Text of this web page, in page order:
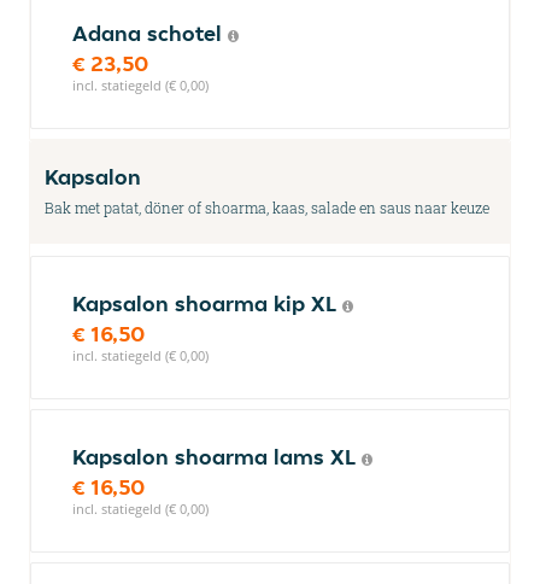
Adana schotel
€ 23,50
incl. statiegeld (€ 0,00)
Kapsalon
Bak met patat, döner of shoarma, kaas, salade en saus naar keuze
Kapsalon shoarma kip XL
€ 16,50
incl. statiegeld (€ 0,00)
Kapsalon shoarma lams XL
€ 16,50
incl. statiegeld (€ 0,00)